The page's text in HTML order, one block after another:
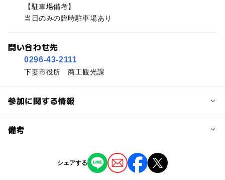
【駐車場備考】
当日のみの臨時駐車場あり
問い合わせ先
0296-43-2111
下妻市役所 商工観光課
参加に関する情報
予約/応募
備考
※掲載の情報は天候や主催者側の都合などにより変更にな
ることがあります。
シェアする